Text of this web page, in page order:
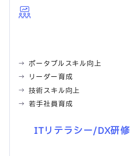
ポータブルスキル向上
リーダー育成
技術スキル向上
若手社員育成
ITリテラシー/DX研修